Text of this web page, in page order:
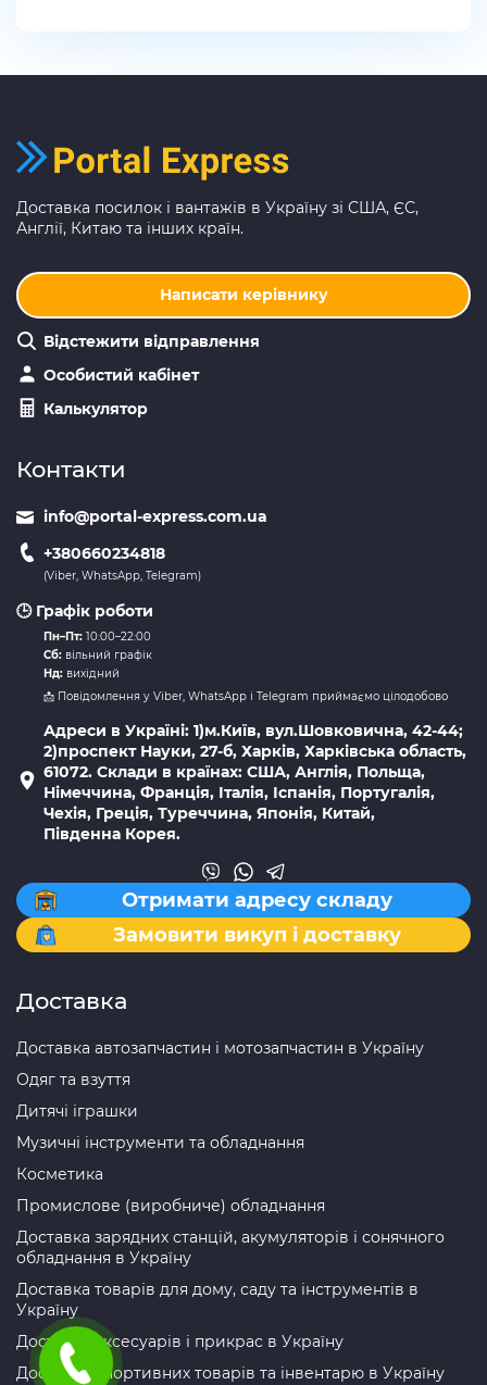
Доставка посилок і вантажів в Україну зі США, ЄС,
Англії, Китаю та інших країн.
Написати керівнику
Відстежити відправлення
Особистий кабінет
Калькулятор
Контакти
info@portal-express.com.ua
+380660234818
(Viber, WhatsApp, Telegram)
🕒 Графік роботи
Пн–Пт: 10:00–22:00
Сб: вільний графік
Нд: вихідний
📩 Повідомлення у Viber, WhatsApp і Telegram приймаємо цілодобово
Адреси в Україні: 1)м.Київ, вул.Шовковична, 42-44;
2)проспект Науки, 27-б, Харків, Харківська область,
61072. Склади в країнах: США, Англія, Польща,
Німеччина, Франція, Італія, Іспанія, Португалія,
Чехія, Греція, Туреччина, Японія, Китай,
Південна Корея.
Отримати адресу складу
Замовити викуп і доставку
Доставка
Доставка автозапчастин і мотозапчастин в Україну
Одяг та взуття
Дитячі іграшки
Музичні інструменти та обладнання
Косметика
Промислове (виробниче) обладнання
Доставка зарядних станцій, акумуляторів і сонячного
обладнання в Україну
Доставка товарів для дому, саду та інструментів в
Україну
Доставка аксесуарів і прикрас в Україну
Доставка спортивних товарів та інвентарю в Україну